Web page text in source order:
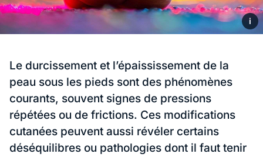
i
Le durcissement et l’épaississement de la
peau sous les pieds sont des phénomènes
courants, souvent signes de pressions
répétées ou de frictions. Ces modifications
cutanées peuvent aussi révéler certains
déséquilibres ou pathologies dont il faut tenir